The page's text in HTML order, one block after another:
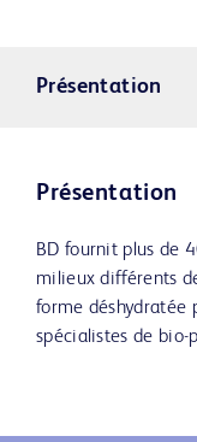
Présentation
Présentation
BD fournit plus de
milieux différents
forme déshydratée
spécialistes de bio-